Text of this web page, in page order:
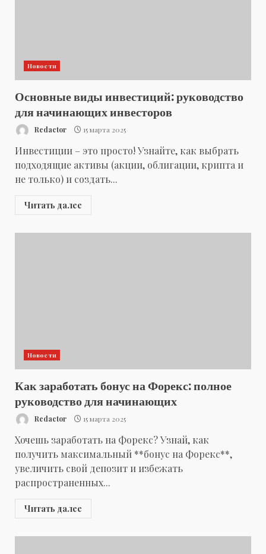
Новости
Основные виды инвестиций: руководство
для начинающих инвесторов
Redactor 15 марта 2025
Инвестиции – это просто! Узнайте, как выбрать
подходящие активы (акции, облигации, крипта и
не только) и создать...
Читать далее
Новости
Как заработать бонус на Форекс: полное
руководство для начинающих
Redactor 15 марта 2025
Хочешь заработать на Форекс? Узнай, как
получить максимальный **бонус на Форекс**,
увеличить свой депозит и избежать
распространенных...
Читать далее